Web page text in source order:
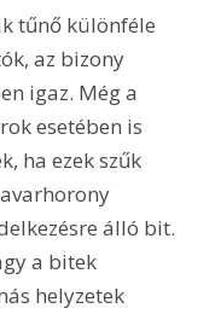
tűnő különféle
az bizony
igaz. Még a
esetében is
ha ezek szűk
álló bit.
a bitek
helyzetek